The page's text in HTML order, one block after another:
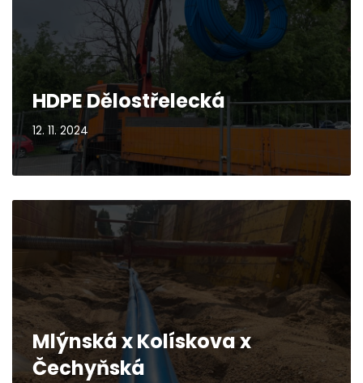
HDPE Dělostřelecká
12. 11. 2024
Mlýnská x Kolískova x
Čechyňská